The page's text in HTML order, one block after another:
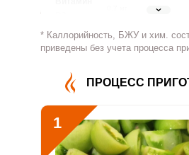
1.8 мг
Витамин
140.2 мг 500 мг
Витамин
В5
Витамин
В6
4.7 мг 2 мг
* Каллорийность, БЖУ и хим.
приведены без учета процесса
ПРОЦЕСС
1